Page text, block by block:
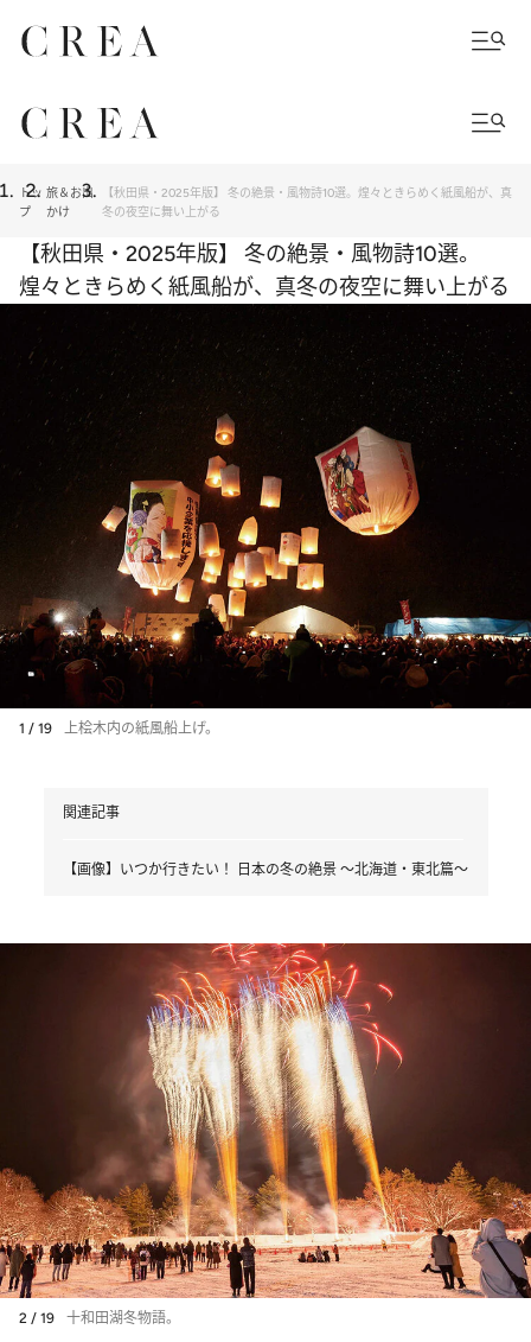
トッ
プ
旅＆お出
かけ
【秋田県・2025年版】 冬の絶景・風物詩10選。煌々ときらめく紙風船が、真
冬の夜空に舞い上がる
【秋田県・2025年版】 冬の絶景・風物詩10選。
煌々ときらめく紙風船が、真冬の夜空に舞い上がる
1 / 19 上桧木内の紙風船上げ。
関連記事
【画像】いつか行きたい！ 日本の冬の絶景 ～北海道・東北篇～
2 / 19 十和田湖冬物語。